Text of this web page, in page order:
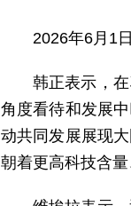
2026年6月1
韩正表示，
角度看待和发展
动共同发展展现
朝着更高科技含